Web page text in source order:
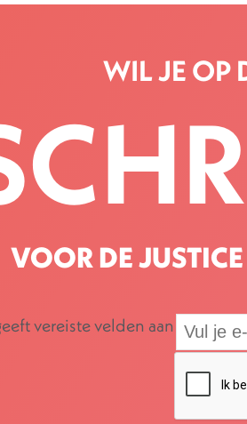
WIL JE OP
VOOR DE
vereiste velden aan